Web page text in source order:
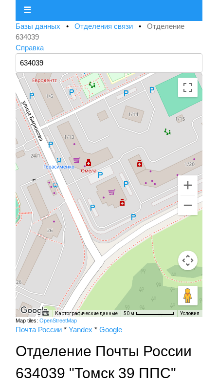
☰
Базы данных • Отделения связи • Отделение
634039
Справка
Картографические данные 50 м Условия
Map tiles: OpenStreetMap
Почта России * Yandex * Google
Отделение Почты России
634039 "Томск 39 ППС"